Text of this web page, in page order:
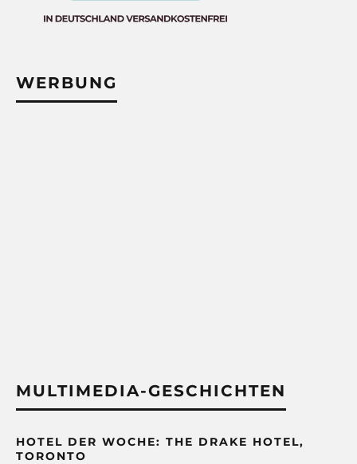
WERBUNG
MULTIMEDIA-GESCHICHTEN
HOTEL DER WOCHE: THE DRAKE HOTEL,
TORONTO